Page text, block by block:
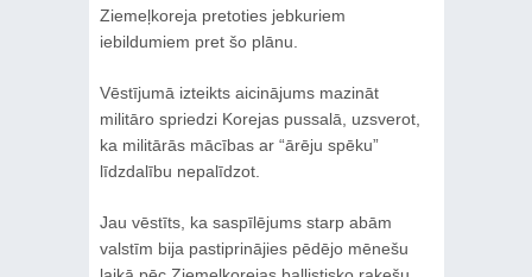
Ziemeļkoreja pretoties jebkuriem
iebildumiem pret šo plānu.
Vēstījumā izteikts aicinājums mazināt
militāro spriedzi Korejas pussalā, uzsverot,
ka militārās mācības ar “ārēju spēku”
līdzdalību nepalīdzot.
Jau vēstīts, ka saspīlējums starp abām
valstīm bija pastiprinājies pēdējo mēnešu